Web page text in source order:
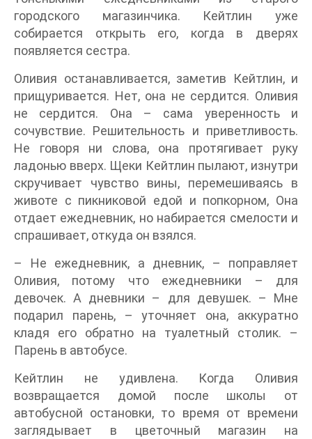
городского магазинчика. Кейтлин уже
собирается открыть его, когда в дверях
появляется сестра.
Оливия останавливается, заметив Кейтлин, и
прищуривается. Нет, она не сердится. Оливия
не сердится. Она – сама уверенность и
сочувствие. Решительность и приветливость.
Не говоря ни слова, она протягивает руку
ладонью вверх. Щеки Кейтлин пылают, изнутри
скручивает чувство вины, перемешиваясь в
животе с пикниковой едой и попкорном, Она
отдает ежедневник, но набирается смелости и
спрашивает, откуда он взялся.
– Не ежедневник, а дневник, – поправляет
Оливия, потому что ежедневники – для
девочек. А дневники – для девушек. – Мне
подарил парень, – уточняет она, аккуратно
кладя его обратно на туалетный столик. –
Парень в автобусе.
Кейтлин не удивлена. Когда Оливия
возвращается домой после школы от
автобусной остановки, то время от времени
заглядывает в цветочный магазин на